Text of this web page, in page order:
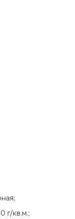
г/кв.м.;